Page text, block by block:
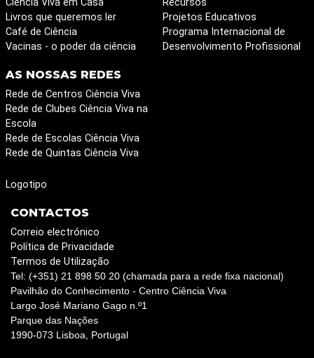
Livros que queremos ler
Café de Ciência
Vacinas - o poder da ciência
Projetos Educativos
Programa Internacional de
Desenvolvimento Profissional
AS NOSSAS REDES
Rede de Centros Ciência Viva
Rede de Clubes Ciência Viva na
Escola
Rede de Escolas Ciência Viva
Rede de Quintas Ciência Viva
Logotipo
CONTACTOS
Correio electrónico
Política de Privacidade
Termos de Utilização
Tel: (+351) 21 898 50 20 (chamada para a rede fixa nacional)
Pavilhão do Conhecimento - Centro Ciência Viva
Largo José Mariano Gago n.º1
Parque das Nações
1990-073 Lisboa, Portugal